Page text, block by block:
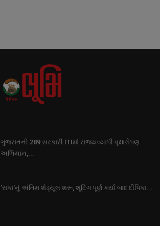
ગુજરાતની 289 સરકારી ITIમાં રાજ્યવ્યાપી વૃક્ષારોપણ
અભિયાન,...
'રાકા'નું અંતિમ શેડ્યૂલ શરૂ, શૂટિંગ પૂર્ણ કર્યા બાદ દીપિકા...